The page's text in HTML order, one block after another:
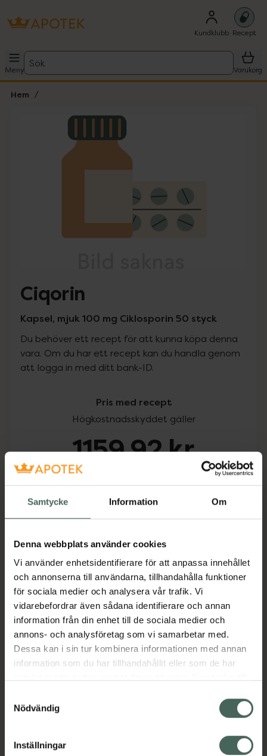
Samtycke Information Om
Denna webbplats använder cookies
Vi använder enhetsidentifierare för att anpassa innehållet
och annonserna till användarna, tillhandahålla funktioner
för sociala medier och analysera vår trafik. Vi
vidarebefordrar även sådana identifierare och annan
information från din enhet till de sociala medier och
annons- och analysföretag som vi samarbetar med.
Dessa kan i sin tur kombinera informationen med annan
information som du har tillhandahållit eller som de har
återkalla ditt samtycke via webbplatsens
cookieinställningar. Ett återkallat samtycke påverkar inte
lagligheten av behandling som skett innan återkallelsen.
Nödvändig
Inställningar
Kundklubb Recept
Meny
Sök
Varukorg
Hem
Lista: . Innehåller 1 objekt.
Ciqorin
Kapsel, mjuk 100 mg Ciklosporin 50 styck
Du behöver ett recept för att kunna köpa denna
vara. Om du har ett recept kan du handla genom
att logga in med ditt bank-ID.
Pris med recept
Högkostnadsskyddet gäller
1159,92 kr
Köp via ditt recept
Aktuella erbjudanden
Beskrivning
Läs alltid bipacksedeln innan
användning.
EAN:00704626027734
Kronans Apotek finns här för dig. Du hittar oss från Skåne i